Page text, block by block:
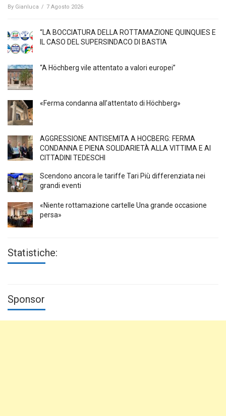
By Gianluca / 7 Agosto 2026
“LA BOCCIATURA DELLA ROTTAMAZIONE QUINQUIES E
IL CASO DEL SUPERSINDACO DI BASTIA
“A Höchberg vile attentato a valori europei”
«Ferma condanna all’attentato di Höchberg»
AGGRESSIONE ANTISEMITA A HÖCBERG: FERMA
CONDANNA E PIENA SOLIDARIETÀ ALLA VITTIMA E AI
CITTADINI TEDESCHI
Scendono ancora le tariffe Tari Più differenziata nei
grandi eventi
«Niente rottamazione cartelle Una grande occasione
persa»
Statistiche:
Sponsor